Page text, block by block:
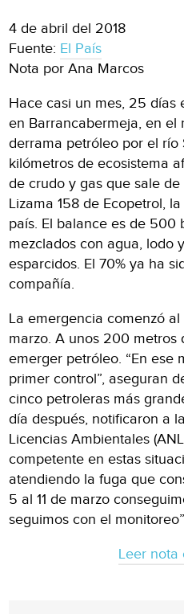
4 de abril del 2018
Fuente: El País
Nota por Ana Marcos
Hace casi un mes, 25 días
en Barrancabermeja, en el
derrama petróleo por el río
kilómetros de ecosistema
de crudo y gas que sale
Lizama 158 de Ecopetrol,
país. El balance es de 500
mezclados con agua, lodo
esparcidos. El 70% ya ha
compañía.
La emergencia comenzó
marzo. A unos 200 metros
emerger petróleo. “En ese
primer control”, aseguran
cinco petroleras más
día después, notificaron a
Licencias Ambientales
competente en estas
atendiendo la fuga que
5 al 11 de marzo
seguimos con el
Leer nota